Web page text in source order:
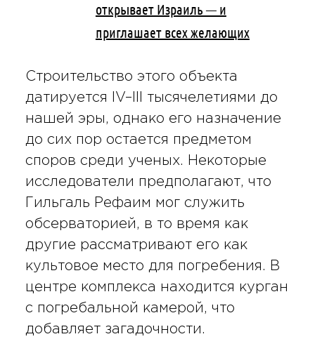
открывает Израиль — и
приглашает всех желающих
Строительство этого объекта
датируется IV–III тысячелетиями до
нашей эры, однако его назначение
до сих пор остается предметом
споров среди ученых. Некоторые
исследователи предполагают, что
Гильгаль Рефаим мог служить
обсерваторией, в то время как
другие рассматривают его как
культовое место для погребения. В
центре комплекса находится курган
с погребальной камерой, что
добавляет загадочности.